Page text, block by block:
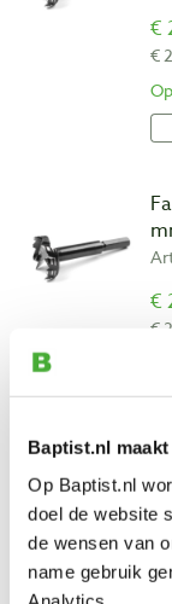
Baptist.nl
Op Baptist.nl
doel de website
de wensen van
name gebruik
€
€
€
€
€